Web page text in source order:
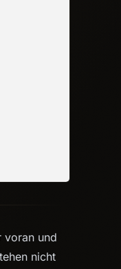
voran und
nicht